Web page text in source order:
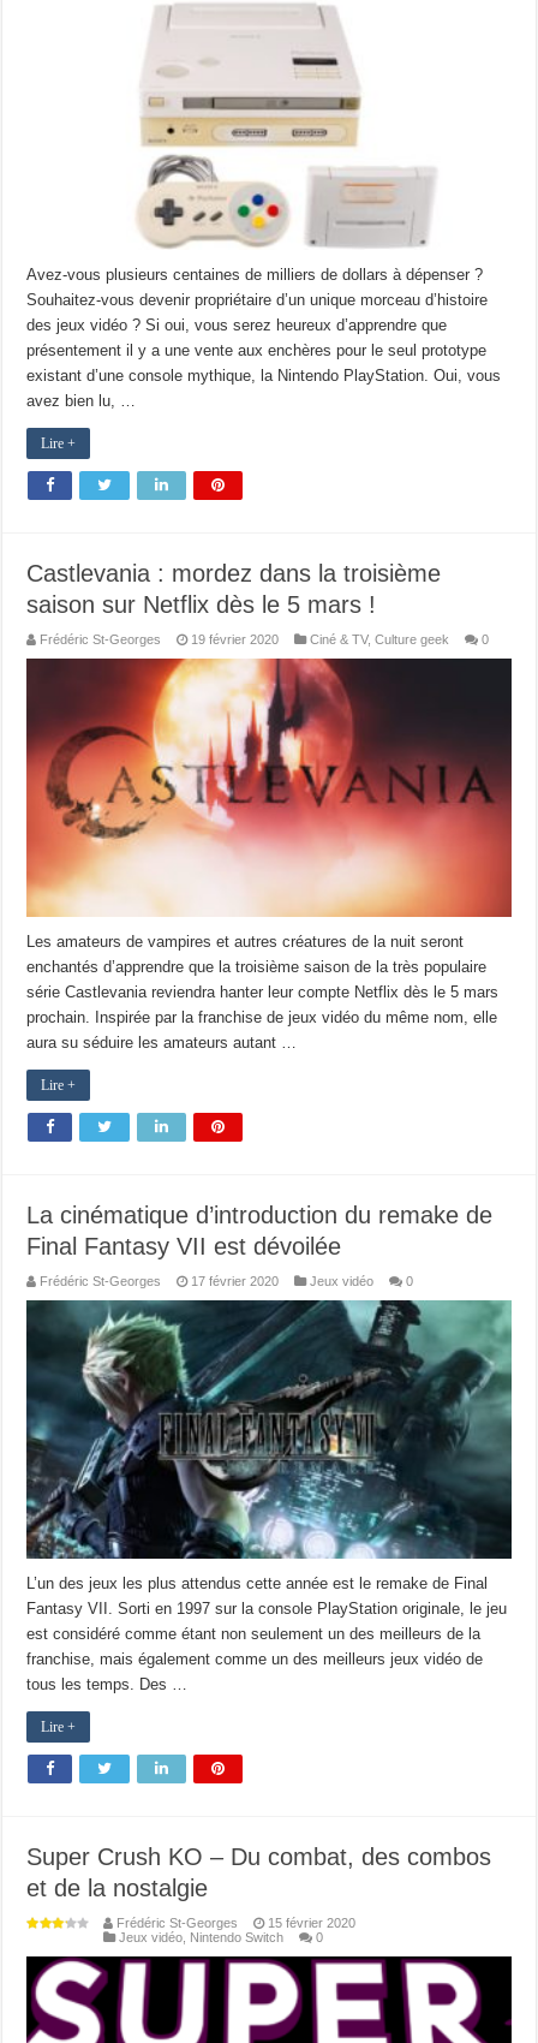
Avez-vous plusieurs centaines de milliers de dollars à dépenser ?
Souhaitez-vous devenir propriétaire d’un unique morceau d’histoire
des jeux vidéo ? Si oui, vous serez heureux d’apprendre que
présentement il y a une vente aux enchères pour le seul prototype
existant d’une console mythique, la Nintendo PlayStation. Oui, vous
avez bien lu, …
Lire +
Castlevania : mordez dans la troisième
saison sur Netflix dès le 5 mars !
Frédéric St-Georges 19 février 2020 Ciné & TV,Culture geek 0
Les amateurs de vampires et autres créatures de la nuit seront
enchantés d’apprendre que la troisième saison de la très populaire
série Castlevania reviendra hanter leur compte Netflix dès le 5 mars
prochain. Inspirée par la franchise de jeux vidéo du même nom, elle
aura su séduire les amateurs autant …
Lire +
La cinématique d’introduction du remake de
Final Fantasy VII est dévoilée
Frédéric St-Georges 17 février 2020 Jeux vidéo 0
L’un des jeux les plus attendus cette année est le remake de Final
Fantasy VII. Sorti en 1997 sur la console PlayStation originale, le jeu
est considéré comme étant non seulement un des meilleurs de la
franchise, mais également comme un des meilleurs jeux vidéo de
tous les temps. Des …
Lire +
Super Crush KO – Du combat, des combos
et de la nostalgie
Frédéric St-Georges
15 février 2020
Jeux vidéo Nintendo Switch 0